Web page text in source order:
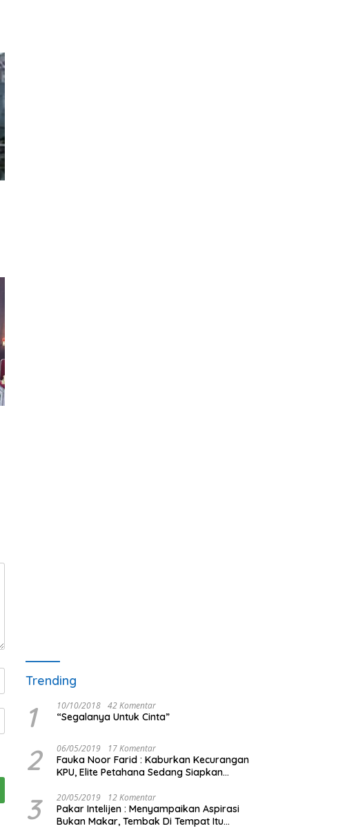
Trending
1 10/10/2018 42 Komentar
“Segalanya Untuk Cinta”
2 06/05/2019 17 Komentar
Fauka Noor Farid : Kaburkan Kecurangan
KPU, Elite Petahana Sedang Siapkan
3 20/05/2019 12 Komentar
Pakar Intelijen : Menyampaikan Aspirasi
Bukan Makar, Tembak Di Tempat Itu